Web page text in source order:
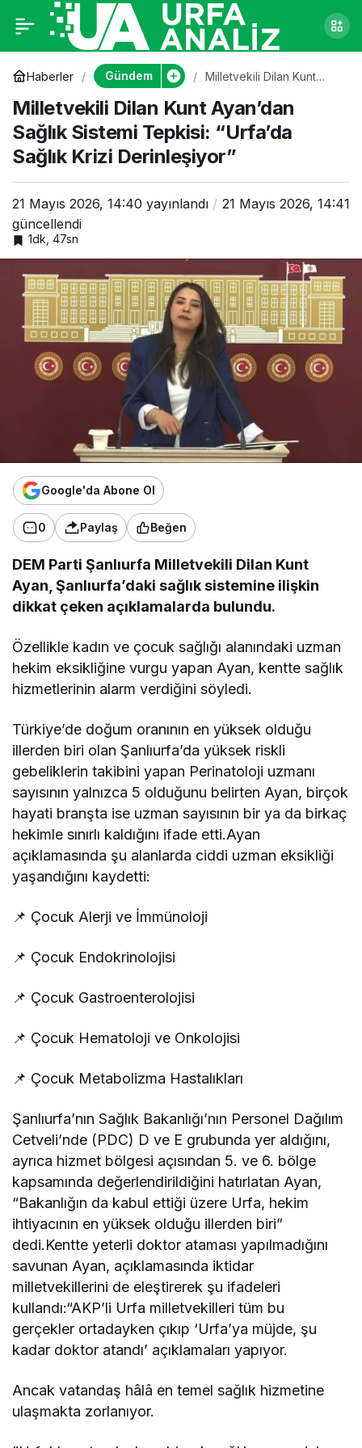
Haberler Gündem
Milletvekili Dilan Kunt
Tepkisi: “Urfa’da Sağlık
Krizi Derinleşiyor”
Milletvekili Dilan Kunt Ayan’dan
Sağlık Sistemi Tepkisi: “Urfa’da
Sağlık Krizi Derinleşiyor”
21 Mayıs 2026, 14:40 yayınlandı
21 Mayıs 2026, 14:41
güncellendi
1dk, 47sn
Google'da Abone Ol
0 Paylaş Beğen
DEM Parti Şanlıurfa Milletvekili Dilan Kunt
Ayan, Şanlıurfa’daki sağlık sistemine ilişkin
dikkat çeken açıklamalarda bulundu.
Özellikle kadın ve çocuk sağlığı alanındaki uzman
hekim eksikliğine vurgu yapan Ayan, kentte sağlık
hizmetlerinin alarm verdiğini söyledi.
Türkiye’de doğum oranının en yüksek olduğu
illerden biri olan Şanlıurfa’da yüksek riskli
gebeliklerin takibini yapan Perinatoloji uzmanı
sayısının yalnızca 5 olduğunu belirten Ayan, birçok
hayati branşta ise uzman sayısının bir ya da birkaç
hekimle sınırlı kaldığını ifade etti.Ayan
açıklamasında şu alanlarda ciddi uzman eksikliği
yaşandığını kaydetti:
📌 Çocuk Alerji ve İmmünoloji
📌 Çocuk Endokrinolojisi
📌 Çocuk Gastroenterolojisi
📌 Çocuk Hematoloji ve Onkolojisi
📌 Çocuk Metabolizma Hastalıkları
Şanlıurfa’nın Sağlık Bakanlığı’nın Personel Dağılım
Cetveli’nde (PDC) D ve E grubunda yer aldığını,
ayrıca hizmet bölgesi açısından 5. ve 6. bölge
kapsamında değerlendirildiğini hatırlatan Ayan,
“Bakanlığın da kabul ettiği üzere Urfa, hekim
ihtiyacının en yüksek olduğu illerden biri”
dedi.Kentte yeterli doktor ataması yapılmadığını
savunan Ayan, açıklamasında iktidar
milletvekillerini de eleştirerek şu ifadeleri
kullandı:“AKP’li Urfa milletvekilleri tüm bu
gerçekler ortadayken çıkıp ‘Urfa’ya müjde, şu
kadar doktor atandı’ açıklamaları yapıyor.
Ancak vatandaş hâlâ en temel sağlık hizmetine
ulaşmakta zorlanıyor.
Milletvekili Dilan Kunt
Ayan’dan Sağlık
Sistemi Tepkisi:
“Urfa’da Sağlık Krizi
Derinleşiyor”
0